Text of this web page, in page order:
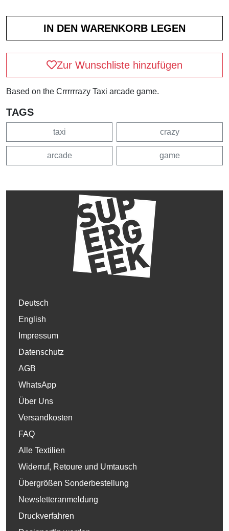
Zur Wunschliste hinzufügen
Based on the Crrrrrrazy Taxi arcade game.
TAGS
taxi crazy
arcade game
Deutsch
English
Impressum
Datenschutz
AGB
WhatsApp
Über Uns
Versandkosten
FAQ
Alle Textilien
Widerruf, Retoure und Umtausch
Übergrößen Sonderbestellung
Newsletteranmeldung
Druckverfahren